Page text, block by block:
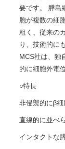
要です。 膵島
胞が複数の細
粗く、従来の
り、技術的に
MCS社は、独
的に細胞外電
○特長
非侵襲的にβ
直線的に並べ
インタクトな